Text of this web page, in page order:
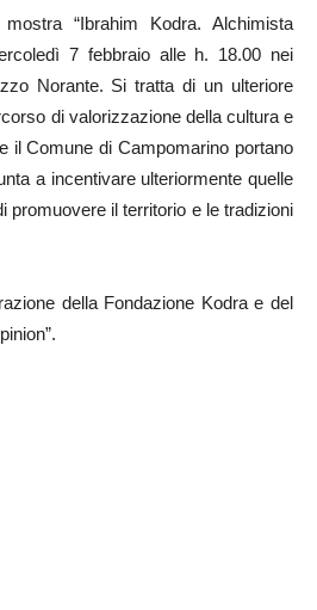
“Ibrahim Kodra. Alchimista
7 febbraio alle h. 18.00 nei
Norante. Si tratta di un ulteriore
di valorizzazione della cultura e
il Comune di Campomarino portano
a incentivare ulteriormente quelle
promuovere il territorio e le tradizioni
della Fondazione Kodra e del